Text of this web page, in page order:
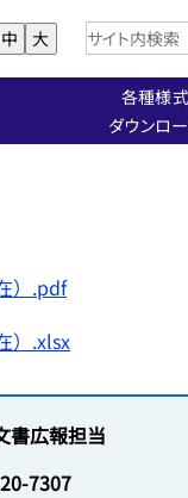
中 大
各種様式
ダウンロ
）.pdf
）.xlsx
広報担当
7307